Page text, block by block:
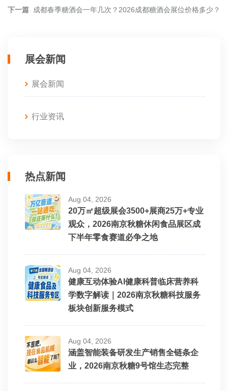
下一篇 成都春季糖酒会一年几次？2026成都糖酒会展位价格多少？
展会新闻
展会新闻
行业资讯
热点新闻
Aug 04, 2026
20万㎡超级展会3500+展商25万+专业
观众，2026南京秋糖休闲食品展区成
下半年零食赛道必争之地
Aug 04, 2026
健康互动体验AI健康科普临床营养科
学数字解读｜2026南京秋糖科技服务
板块创新服务模式
Aug 04, 2026
涵盖智能装备研发生产销售全链条企
业，2026南京秋糖9号馆生态完整